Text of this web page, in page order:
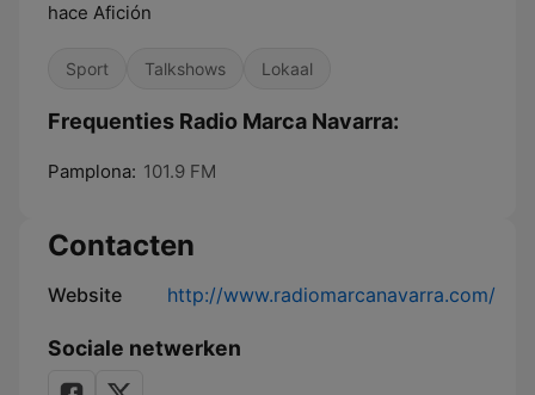
hace Afición
Sport Talkshows Lokaal
Frequenties Radio Marca Navarra:
Pamplona: 101.9 FM
Contacten
Website http://www.radiomarcanavarra.com/
Sociale netwerken